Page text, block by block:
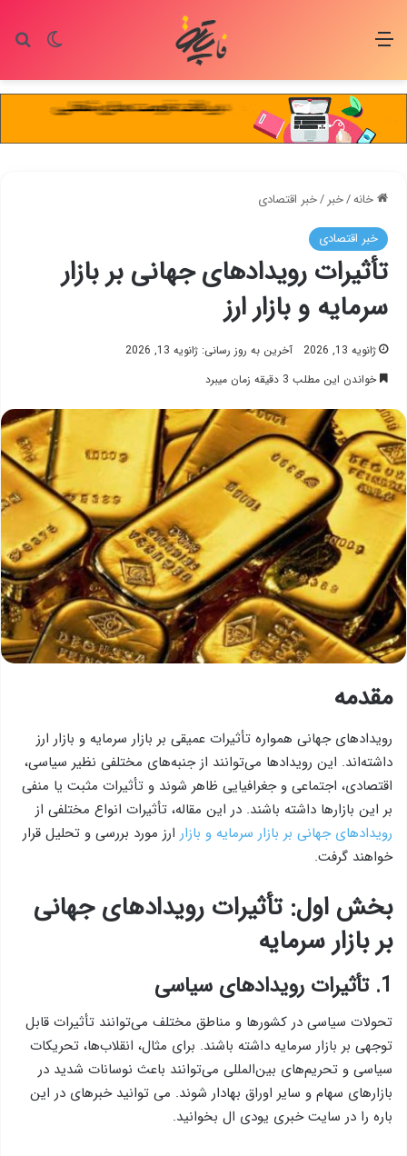
تغییر منو
خانه/خبر/خبر اقتصادی
خبر اقتصادی
تأثیرات رویدادهای جهانی بر بازار
سرمایه و بازار ارز
ژانویه 13, 2026
آخرین به روز رسانی: ژانویه 13, 2026
خواندن این مطلب 3 دقیقه زمان میبرد
مقدمه
رویدادهای جهانی همواره تأثیرات عمیقی بر بازار سرمایه و بازار ارز
داشته‌اند. این رویدادها می‌توانند از جنبه‌های مختلفی نظیر سیاسی،
اقتصادی، اجتماعی و جغرافیایی ظاهر شوند و تأثیرات مثبت یا منفی
بر این بازارها داشته باشند. در این مقاله، تأثیرات انواع مختلفی از
رویدادهای جهانی بر بازار سرمایه و بازار ارز مورد بررسی و تحلیل قرار
خواهند گرفت.
بخش اول: تأثیرات رویدادهای جهانی
بر بازار سرمایه
1. تأثیرات رویدادهای سیاسی
تحولات سیاسی در کشورها و مناطق مختلف می‌توانند تأثیرات قابل
توجهی بر بازار سرمایه داشته باشند. برای مثال، انقلاب‌ها، تحریکات
سیاسی و تحریم‌های بین‌المللی می‌توانند باعث نوسانات شدید در
بازارهای سهام و سایر اوراق بهادار شوند. می توانید خبرهای در این
باره را در سایت خبری یودی ال بخوانید.